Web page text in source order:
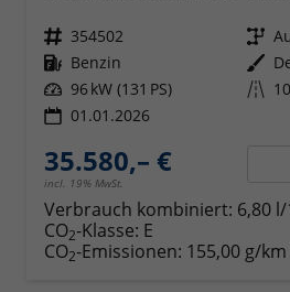
Fahrzeugnr. 354502 Getriebe
Kraftstoff Benzin Außenfarbe
Leistung 96 kW (131 PS) Kilometerstand
01.01.2026
35.580,– €
incl. 19% MwSt.
Verbrauch kombiniert: 6,80
CO2-Klasse: E
CO2-Emissionen: 155,00 g/km